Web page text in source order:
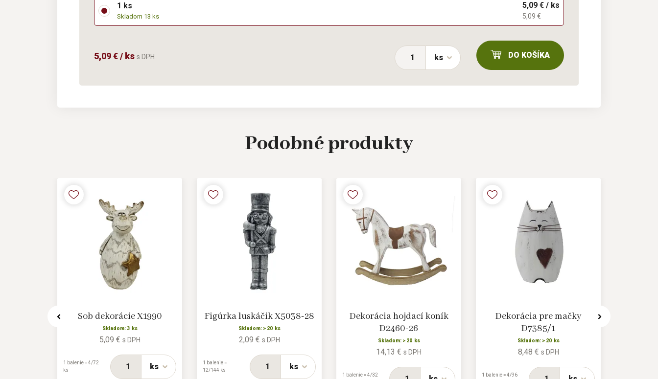
1 ks
Skladom 13 ks
5,09 € / ks
5,09 €
5,09 € / ks s DPH ks DO KOŠÍKA
Podobnéprodukty
Sob dekorácie X1990
Skladom: 3 ks
5,09 € s DPH
ks
1 balenie = 4/72
ks
Figúrka luskáčik X5038-28
Skladom: > 20 ks
2,09 € s DPH
ks
1 balenie =
12/144 ks
Dekorácia hojdací koník
D2460-26
Skladom: > 20 ks
14,13 € s DPH
1 balenie = 4/32
Dekorácia pre mačky
D7385/1
Skladom: > 20 ks
8,48 € s DPH
1 balenie = 4/96